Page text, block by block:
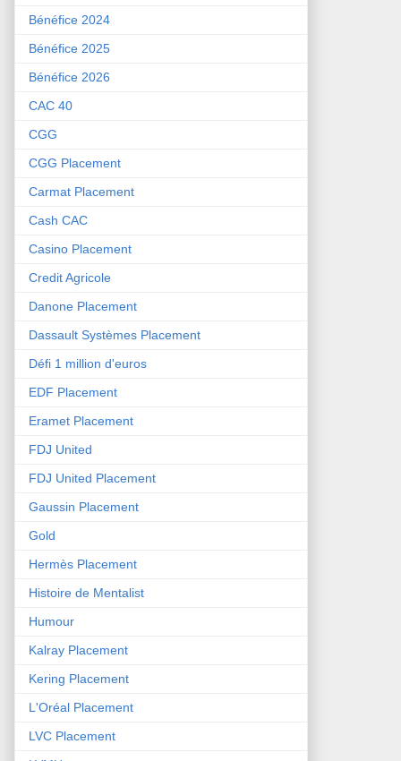
Bénéfice 2024
Bénéfice 2025
Bénéfice 2026
CAC 40
CGG
CGG Placement
Carmat Placement
Cash CAC
Casino Placement
Credit Agricole
Danone Placement
Dassault Systèmes Placement
Défi 1 million d'euros
EDF Placement
Eramet Placement
FDJ United
FDJ United Placement
Gaussin Placement
Gold
Hermès Placement
Histoire de Mentalist
Humour
Kalray Placement
Kering Placement
L'Oréal Placement
LVC Placement